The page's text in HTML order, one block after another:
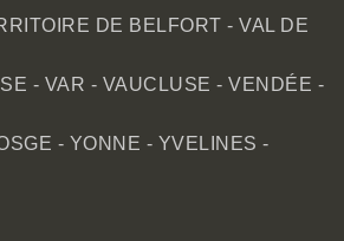
DE BELFORT - VAL DE
- VAR - VAUCLUSE -VENDÉE -
- YONNE - YVELINES -